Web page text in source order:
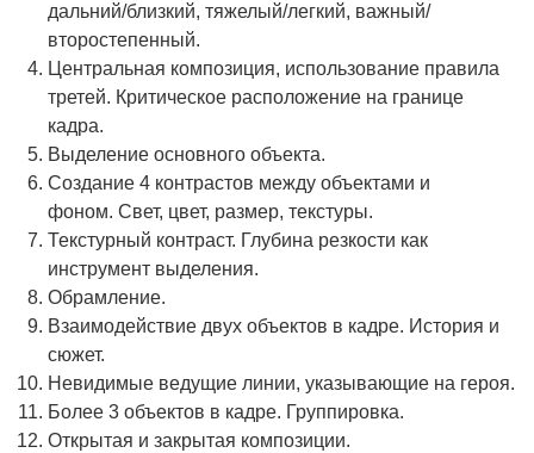
дальний/близкий, тяжелый/легкий, важный/
второстепенный.
Центральная композиция, использование правила
третей. Критическое расположение на границе
кадра.
Выделение основного объекта.
Создание 4 контрастов между объектами и
фоном. Свет, цвет, размер, текстуры.
Текстурный контраст. Глубина резкости как
инструмент выделения.
Обрамление.
Взаимодействие двух объектов в кадре. История и
сюжет.
Невидимые ведущие линии, указывающие на героя.
Более 3 объектов в кадре. Группировка.
Открытая и закрытая композиции.